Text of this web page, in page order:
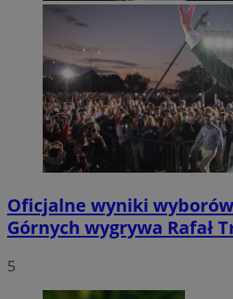
Oficjalne wyniki
Górnych wygrywa Rafał
5